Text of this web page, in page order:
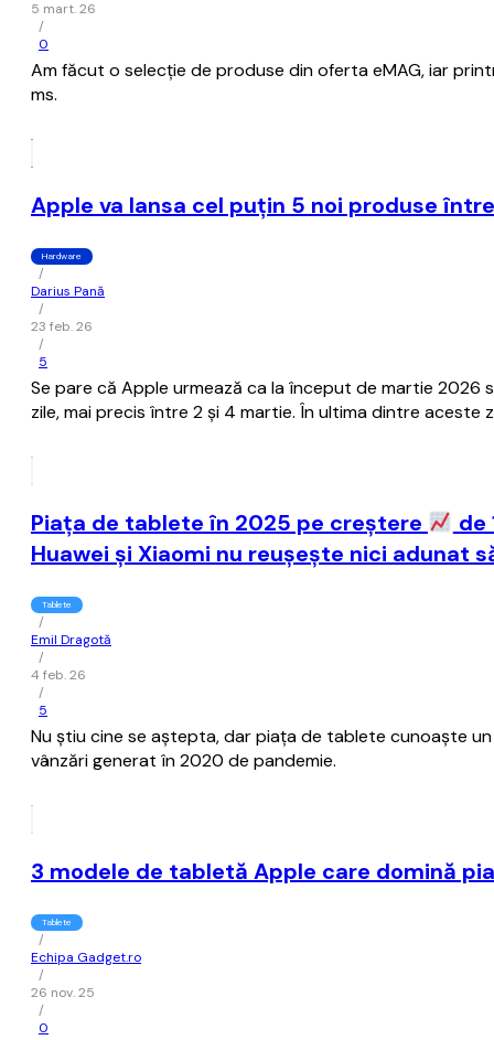
5 mart. 26
/
0
Am făcut o selecție de produse din oferta eMAG, iar
ms.
Apple va lansa cel puțin 5 noi produse
Hardware
/
Darius Pană
/
23 feb. 26
/
5
Se pare că Apple urmează ca la început de martie 2026
zile, mai precis între 2 și 4 martie. În ultima dintre aceste
Piața de tablete în 2025 pe creștere
de
Huawei și Xiaomi nu reușește nici adunat
Tablete
/
Emil Dragotă
/
4 feb. 26
/
5
Nu știu cine se aștepta, dar piața de tablete cunoaște
vânzări generat în 2020 de pandemie.
3 modele de tabletă Apple care domină
Tablete
/
Echipa Gadget.ro
/
26 nov. 25
/
0